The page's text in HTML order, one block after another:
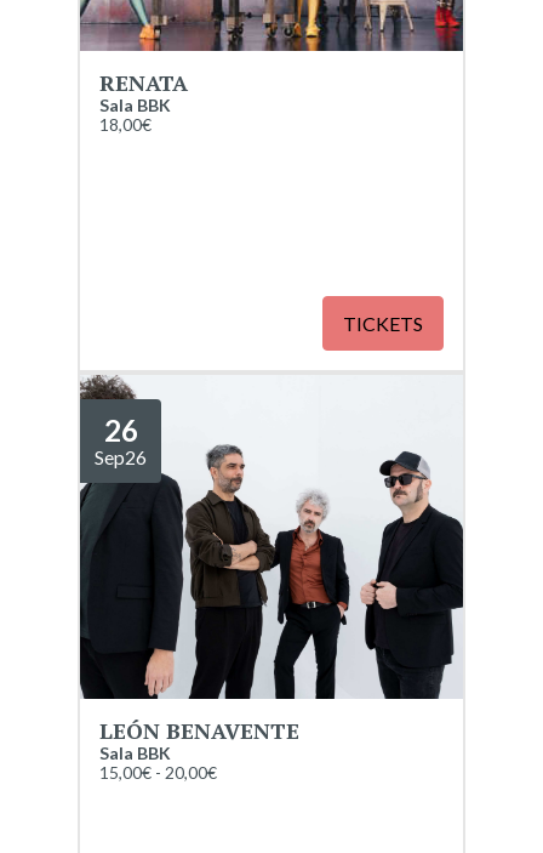
RENATA
Sala BBK
18,00€
TICKETS
26
Sep26
LEÓN BENAVENTE
Sala BBK
15,00€ - 20,00€